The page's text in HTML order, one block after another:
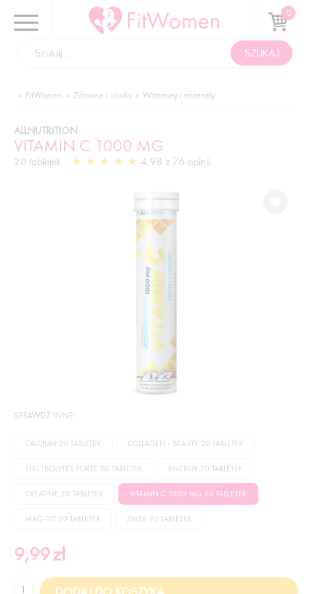
FitWomen Zdrowie i uroda Witaminy i minerały
VITAMIN C 1000 MG
ALLNUTRITION
20 tabletek 4,98 z 76 opinii
SPRAWDŹ INNE:
CALCIUM 20 TABLETEK COLLAGEN - BEAUTY 20 TABLETEK
ELECTROLYTES FORTE 20 TABLETEK ENERGY 20 TABLETEK
CREATINE 20 TABLETEK VITAMIN C 1000 MG 20 TABLETEK
MAG-VIT 20 TABLETEK ZMB6 20 TABLETEK
9,99zł